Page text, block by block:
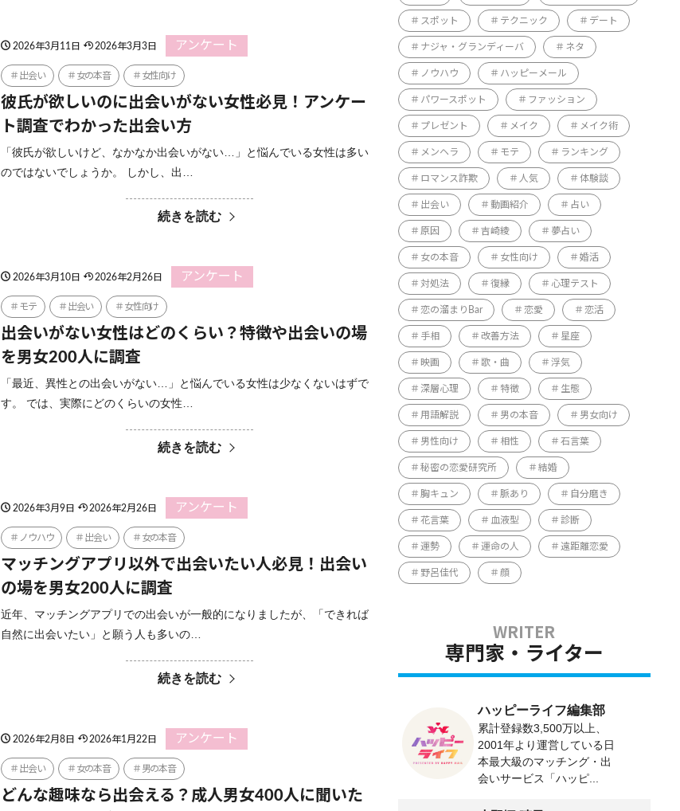
2026年3月11日 2026年3月3日 アンケート
出会い 女の本音 女性向け
彼氏が欲しいのに出会いがない女性必見！アンケー
ト調査でわかった出会い方
「彼氏が欲しいけど、なかなか出会いがない…」と悩んでいる女性は多い
のではないでしょうか。 しかし、出…
続きを読む
2026年3月10日 2026年2月26日 アンケート
モテ 出会い 女性向け
出会いがない女性はどのくらい？特徴や出会いの場
を男女200人に調査
「最近、異性との出会いがない…」と悩んでいる女性は少なくないはずで
す。 では、実際にどのくらいの女性…
続きを読む
2026年3月9日 2026年2月26日 アンケート
ノウハウ 出会い 女の本音
マッチングアプリ以外で出会いたい人必見！出会い
の場を男女200人に調査
近年、マッチングアプリでの出会いが一般的になりましたが、「できれば
自然に出会いたい」と願う人も多いの…
続きを読む
2026年2月8日 2026年1月22日 アンケート
出会い 女の本音 男の本音
どんな趣味なら出会える？成人男女400人に聞いた
スポット テクニック デート
ナジャ・グランディーバ ネタ
ノウハウ ハッピーメール
パワースポット ファッション
プレゼント メイク メイク術
メンヘラ モテ ランキング
ロマンス詐欺 人気 体験談
出会い 動画紹介 占い
原因 吉崎綾 夢占い
女の本音 女性向け 婚活
対処法 復縁 心理テスト
恋の溜まりBar 恋愛 恋活
手相 改善方法 星座
映画 歌・曲 浮気
深層心理 特徴 生態
用語解説 男の本音 男女向け
男性向け 相性 石言葉
秘密の恋愛研究所 結婚
胸キュン 脈あり 自分磨き
花言葉 血液型 診断
運勢 運命の人 遠距離恋愛
野呂佳代 顔
専門家・ライター
ハッピーライフ編集部
累計登録数3,500万以上、
2001年より運営している日
本最大級のマッチング・出
会いサービス「ハッピ...